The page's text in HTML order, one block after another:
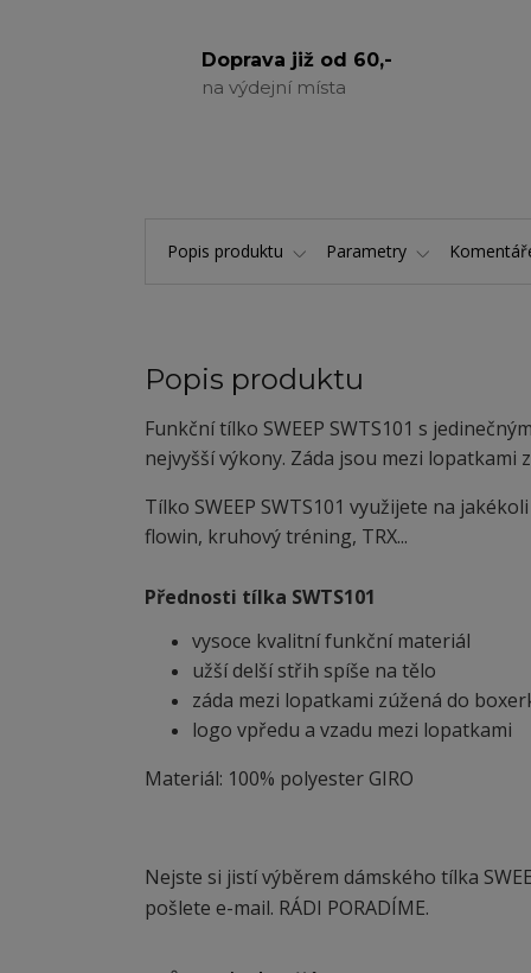
Doprava již od 60,-
na výdejní místa
Popis produktu Parametry
Popis produktu
Funkční tílko SWEEP SWTS101 s
nejvyšší výkony. Záda jsou mezi lopatkami
Tílko SWEEP SWTS101 využijete na
flowin, kruhový tréning, TRX...
Přednosti tílka SWTS101
vysoce kvalitní funkční materiál
užší delší střih spíše na tělo
záda mezi lopatkami zúžená do
logo vpředu a vzadu mezi lopatkami
Materiál: 100% polyester GIRO
Nejste si jistí výběrem dámského tílka
pošlete e-mail. RÁDI PORADÍME.